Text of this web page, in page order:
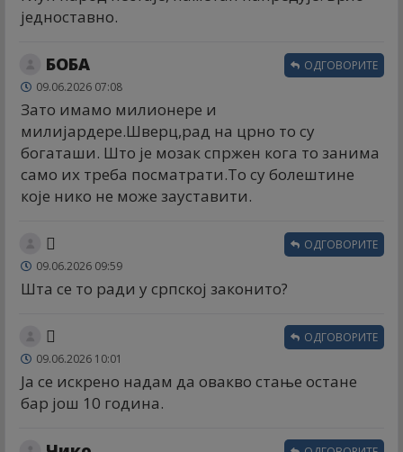
једноставно.
БОБА
09.06.2026 07:08
Зато имамо милионере и
милијардере.Шверц,рад на црно то су
богаташи. Што је мозак спржен кога то занима
само их треба посматрати.То су болештине
које нико не може зауставити.
ОДГОВОРИТЕ
🫩
09.06.2026 09:59
Шта се то ради у српској законито?
ОДГОВОРИТЕ
🫩
09.06.2026 10:01
Ја се искрено надам да овакво стање остане
бар још 10 година.
ОДГОВОРИТЕ